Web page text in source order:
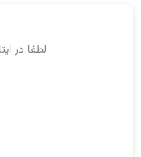
لطفا در